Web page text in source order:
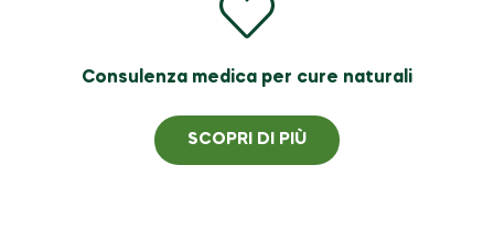
Consulenza medica per cure naturali
SCOPRI DI PIÙ